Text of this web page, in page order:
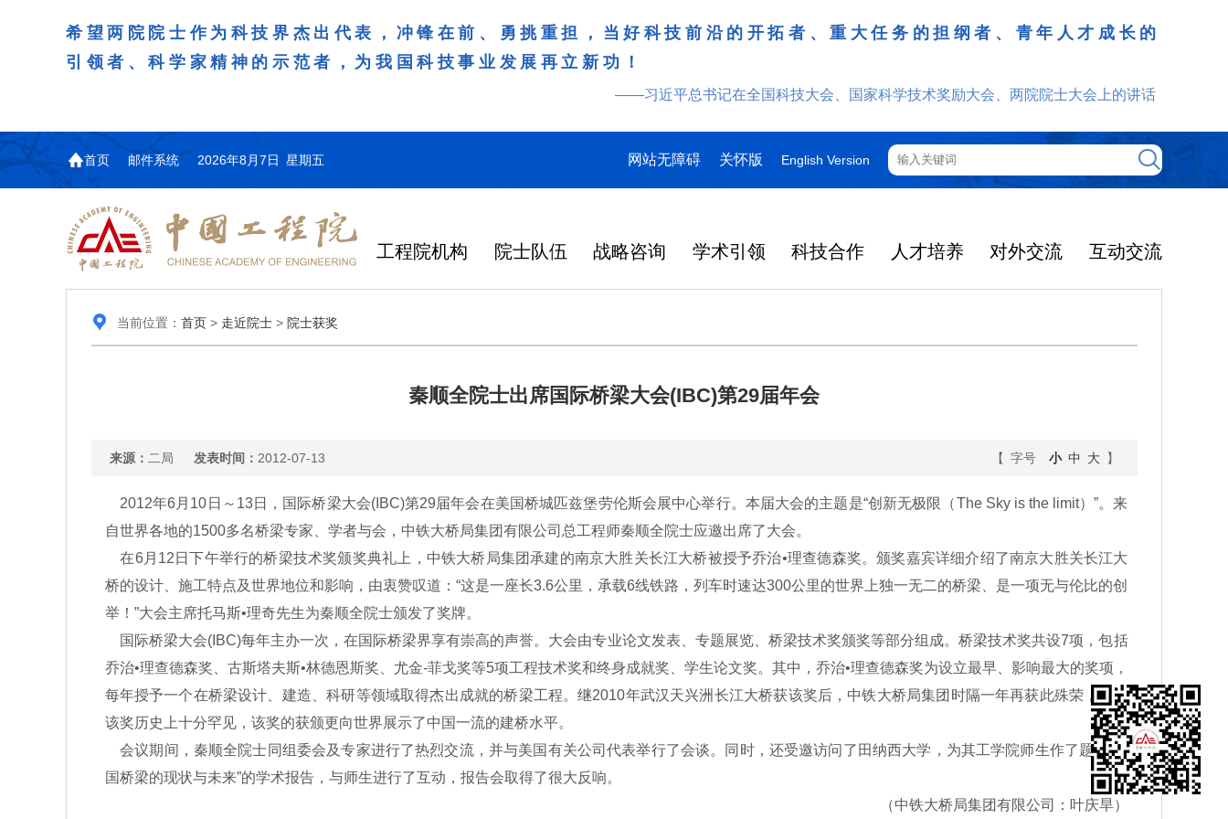
希望两院院士作为科技界杰出代表，冲锋在前、勇挑重担，当好科技前沿的开拓者、重大任务的担纲者、青年人才成长的
引领者、科学家精神的示范者，为我国科技事业发展再立新功！
——习近平总书记在全国科技大会、国家科学技术奖励大会、两院院士大会上的讲话
首页 邮件系统 2026年8月7日 星期五 网站无障碍 关怀版 English Version
工程院机构 院士队伍 战略咨询 学术引领 科技合作 人才培养 对外交流 互动交流
当前位置： 首页> 走近院士> 院士获奖
秦顺全院士出席国际桥梁大会(IBC)第29届年会
来源： 二局 发表时间： 2012-07-13 【 字号 小 中 大】
2012年6月10日～13日，国际桥梁大会(IBC)第29届年会在美国桥城匹兹堡劳伦斯会展中心举行。本届大会的主题是“创新无极限（The Sky is the limit）”。来
自世界各地的1500多名桥梁专家、学者与会，中铁大桥局集团有限公司总工程师秦顺全院士应邀出席了大会。
在6月12日下午举行的桥梁技术奖颁奖典礼上，中铁大桥局集团承建的南京大胜关长江大桥被授予乔治•理查德森奖。颁奖嘉宾详细介绍了南京大胜关长江大
桥的设计、施工特点及世界地位和影响，由衷赞叹道：“这是一座长3.6公里，承载6线铁路，列车时速达300公里的世界上独一无二的桥梁、是一项无与伦比的创
举！”大会主席托马斯•理奇先生为秦顺全院士颁发了奖牌。
国际桥梁大会(IBC)每年主办一次，在国际桥梁界享有崇高的声誉。大会由专业论文发表、专题展览、桥梁技术奖颁奖等部分组成。桥梁技术奖共设7项，包括
乔治•理查德森奖、古斯塔夫斯•林德恩斯奖、尤金-菲戈奖等5项工程技术奖和终身成就奖、学生论文奖。其中，乔治•理查德森奖为设立最早、影响最大的奖项，
每年授予一个在桥梁设计、建造、科研等领域取得杰出成就的桥梁工程。继2010年武汉天兴洲长江大桥获该奖后，中铁大桥局集团时隔一年再获此殊荣，这在
该奖历史上十分罕见，该奖的获颁更向世界展示了中国一流的建桥水平。
会议期间，秦顺全院士同组委会及专家进行了热烈交流，并与美国有关公司代表举行了会谈。同时，还受邀访问了田纳西大学，为其工学院师生作了题为“中
国桥梁的现状与未来”的学术报告，与师生进行了互动，报告会取得了很大反响。
（中铁大桥局集团有限公司：叶庆旱）